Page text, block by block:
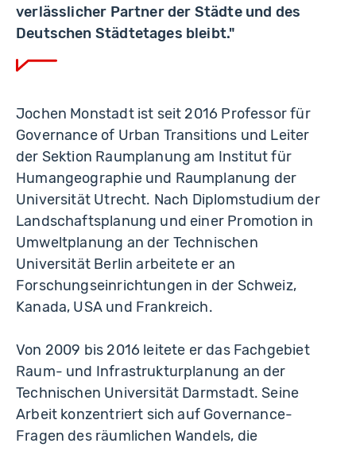
verlässlicher Partner der Städte und des
Deutschen Städtetages bleibt."
Jochen Monstadt ist seit 2016 Professor für
Governance of Urban Transitions und Leiter
der Sektion Raumplanung am Institut für
Humangeographie und Raumplanung der
Universität Utrecht. Nach Diplomstudium der
Landschaftsplanung und einer Promotion in
Umweltplanung an der Technischen
Universität Berlin arbeitete er an
Forschungseinrichtungen in der Schweiz,
Kanada, USA und Frankreich.
Von 2009 bis 2016 leitete er das Fachgebiet
Raum- und Infrastrukturplanung an der
Technischen Universität Darmstadt. Seine
Arbeit konzentriert sich auf Governance-
Fragen des räumlichen Wandels, die